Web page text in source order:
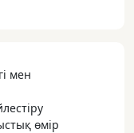
мен
өмір